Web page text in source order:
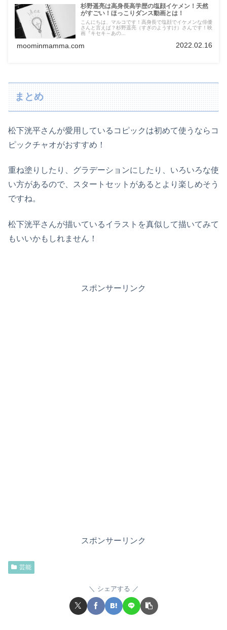
杉野遥亮は高身長高学歴の塩顔イケメン！天然
がすごい！ほっこりダンス動画とは！
こんにちは、マルコです！高身長で塩顔でイケメンな俳優
さんと言えば？杉野遥亮（すぎのようすけ）さんです！映
画『キセキ～あの...
moominmamma.com 2022.02.16
まとめ
松下洸平さんが愛用しているコピックは初めて使うならコ
ピックチャオがおすすめ！
重ね塗りしたり、グラデーションにしたり、いろいろな使
い方があるので、スタートセットがあるとより楽しめそう
ですね。
松下洸平さんが描いているイラストを真似して描いてみて
もいいかもしれません！
スポンサーリンク
スポンサーリンク
芸能
シェアする